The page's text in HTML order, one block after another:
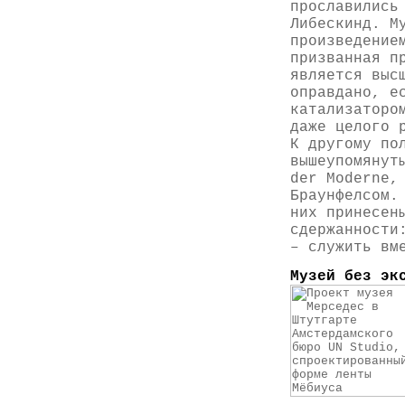
Либескинд.
призванная
является
оправдано,
даже целого
К другому
der Moderne,
них
– служить
Музей без